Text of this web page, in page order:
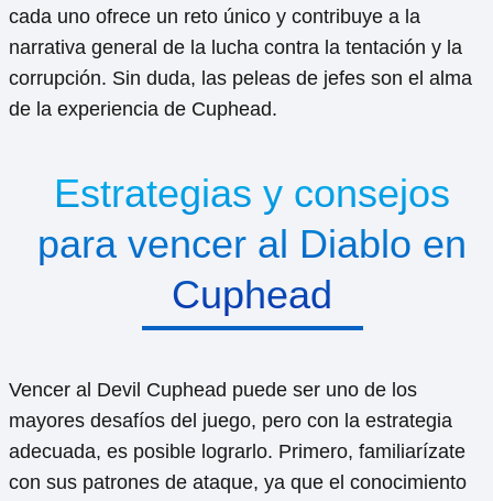
cada uno ofrece un reto único y contribuye a la
narrativa general de la lucha contra la tentación y la
corrupción. Sin duda, las peleas de jefes son el alma
de la experiencia de Cuphead.
Estrategias y consejos
para vencer al Diablo en
Cuphead
Vencer al Devil Cuphead puede ser uno de los
mayores desafíos del juego, pero con la estrategia
adecuada, es posible lograrlo. Primero, familiarízate
con sus patrones de ataque, ya que el conocimiento